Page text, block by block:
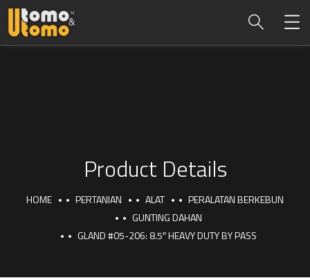
Product Details
HOME PERTANIAN ALAT
PERALATAN BERKEBUN
GUNTING DAHAN
GLAND #05-206: 8.5″ HEAVY DUTY BY PASS